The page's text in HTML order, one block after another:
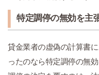
特定調停の無効を主
貸金業者の虚偽の計算書
ったのなら特定調停の無